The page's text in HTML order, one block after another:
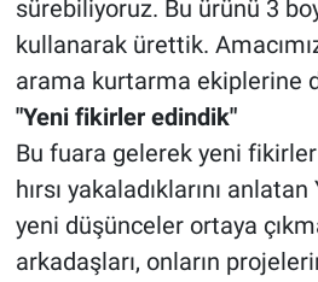
sürebiliyoruz. Bu ürünü 3
kullanarak ürettik.
arama kurtarma ekiplerine
"Yeni fikirler edindik"
Bu fuara gelerek yeni
hırsı yakaladıklarını
yeni düşünceler ortaya
arkadaşları, onların